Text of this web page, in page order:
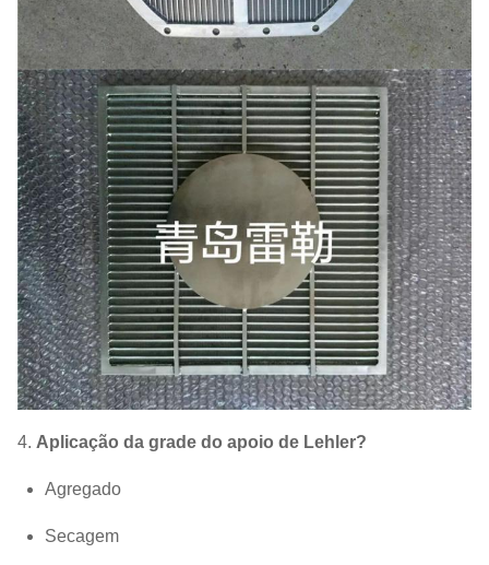
4. Aplicação da grade do apoio de Lehler?
Agregado
Secagem